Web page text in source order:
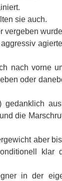
sie auch.
vergeben
nach vorne
oder
gedanklich
die
aber
klar
in der